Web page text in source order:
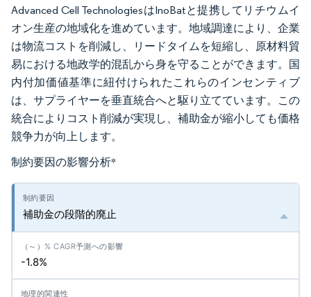
Advanced Cell TechnologiesはInoBatと提携してリチウムイ
オン生産の地域化を進めています。地域調達により、企業
は物流コストを削減し、リードタイムを短縮し、原材料貿
易における地政学的混乱から身を守ることができます。国
内付加価値基準に紐付けられたこれらのインセンティブ
は、サプライヤーを垂直統合へと駆り立てています。この
統合によりコスト削減が実現し、補助金が縮小しても価格
競争力が向上します。
制約要因の影響分析*
補助金の段階的廃止
-1.8%